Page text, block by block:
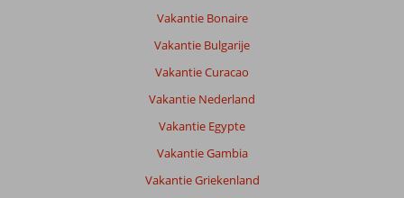
Vakantie Bonaire
Vakantie Bulgarije
Vakantie Curacao
Vakantie Nederland
Vakantie Egypte
Vakantie Gambia
Vakantie Griekenland